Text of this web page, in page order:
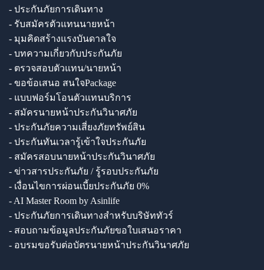
- ประกันภัยการเดินทาง
- รับสมัครตัวแทนนายหน้า
- มุมคิดสร้างแรงบันดาลใจ
- บทความเกี่ยวกับประกันภัย
- ตรวจสอบตัวแทน/นายหน้า
- ขอข้อเสนอ สนใจPackage
- แบบฟอร์มโอนตัวแทนบริการ
- สมัครนายหน้าประกันวินาศภัย
- ประกันภัยความเสี่ยงภัยทรัพย์สิน
- ประกันทันเวลารู้เข้าใจประกันภัย
- สมัครสอบนายหน้าประกันวินาศภัย
- ข่าวสารประกันภัย / รู้รอบประกันภัย
- เงื่อนไขการผ่อนเบี้ยประกันภัย 0%
- AI Master Room by Asinlife
- ประกันภัยการเดินทางสำหรับบริษัททัวร์
- สอบถามข้อมูลประกันภัยขอใบเสนอราคา
- อบรมขอรับต่อบัตรนายหน้าประกันวินาศภัย